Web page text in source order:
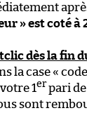
» est coté à
dès la fin
la case «
1er pari
sont